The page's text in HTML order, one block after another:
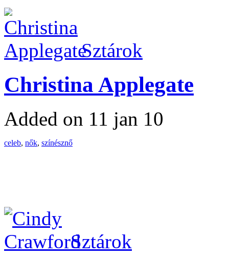
Sztárok
Christina Applegate
Added on 11 jan 10
celeb, nők, színésznő
Sztárok